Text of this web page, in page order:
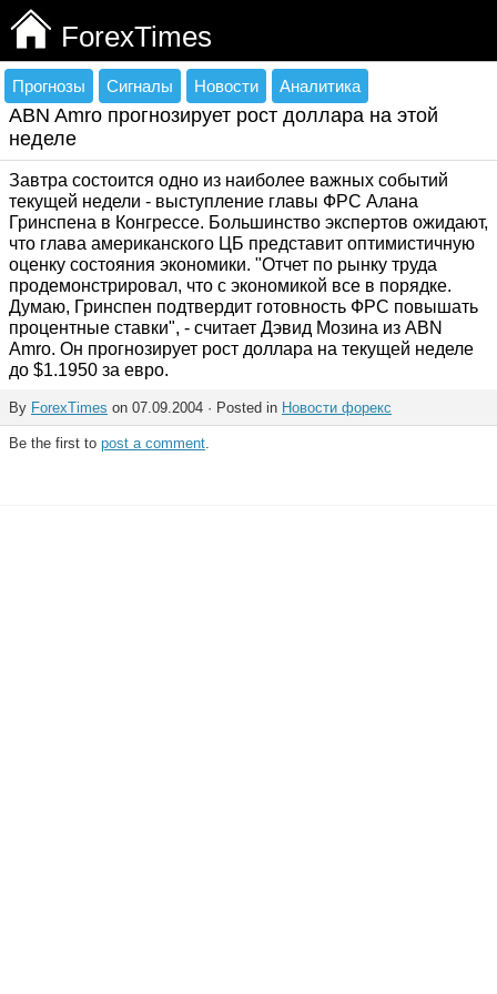
ForexTimes
Прогнозы Сигналы Новости Аналитика
ABN Amro прогнозирует рост доллара на этой
неделе
Завтра состоится одно из наиболее важных событий
текущей недели - выступление главы ФРС Алана
Гринспена в Конгрессе. Большинство экспертов ожидают,
что глава американского ЦБ представит оптимистичную
оценку состояния экономики. "Отчет по рынку труда
продемонстрировал, что с экономикой все в порядке.
Думаю, Гринспен подтвердит готовность ФРС повышать
процентные ставки", - считает Дэвид Мозина из ABN
Amro. Он прогнозирует рост доллара на текущей неделе
до $1.1950 за евро.
By ForexTimes on 07.09.2004 · Posted in Новости форекс
Be the first to post a comment.